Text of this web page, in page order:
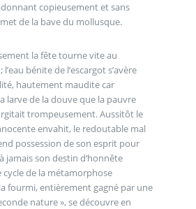
copieusement et sans
de la bave du mollusque.
la fête tourne vite au
bénite de l’escargot s’avère
hautement maudite car
larve de la douve que la pauvre
trompeusement. Aussitôt le
envahit, le redoutable mal
possession de son esprit pour
jamais son destin d‘honnête
cycle de la métamorphose
fourmi, entièrement gagné par une
nature », se découvre en